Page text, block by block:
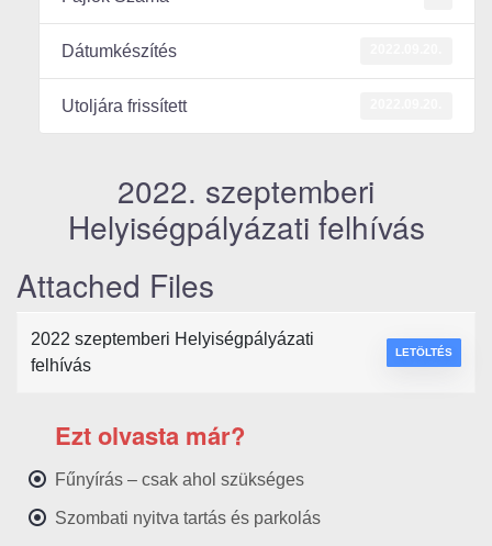
Dátumkészítés
Utoljára frissített
2022. szeptemberi
Helyiségpályázati felhívás
Attached Files
2022 szeptemberi Helyiségpályázati
felhívás
LETÖLTÉS
Ezt olvasta már?
Fűnyírás – csak ahol szükséges
Szombati nyitva tartás és parkolás